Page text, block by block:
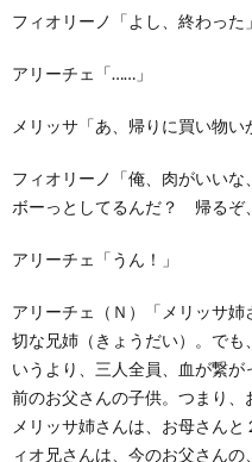
フィオリーノ「よし、終わった」
アリーチェ「……」
メリッサ「あ、帰りに買い物い
フィオリーノ「俺、肉がいいな
ボーっとしてるんだ？ 帰るぞ
アリーチェ「うん！」
アリーチェ（Ｎ）「メリッサ
切な兄姉（きょうだい）。でも
いうより、三人全員、血が繋が
前のお父さんの子供。つまり、
メリッサ姉さんは、お母さん
ィオ兄さんは、今のお父さん